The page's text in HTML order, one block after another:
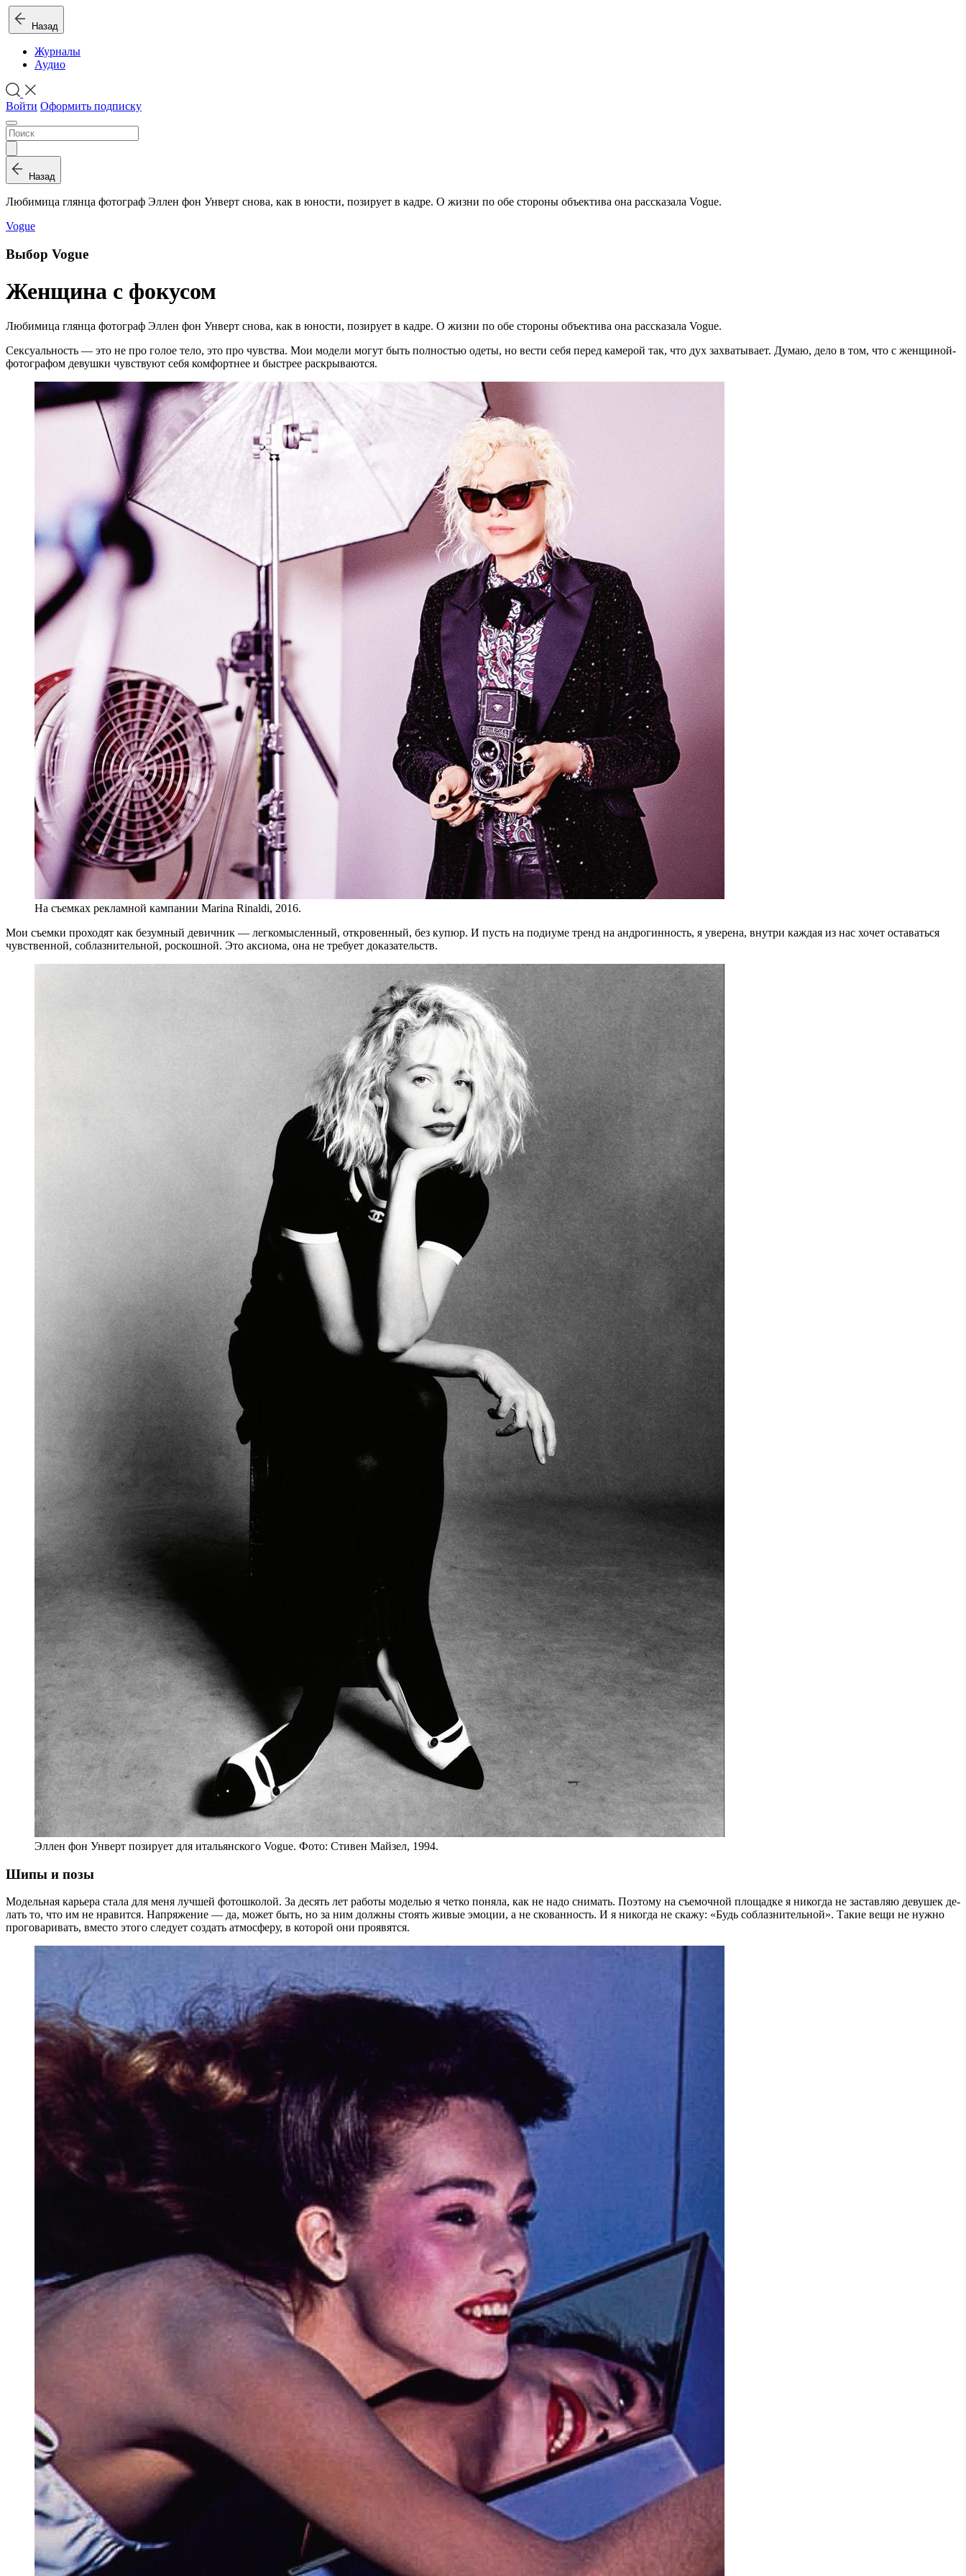
Назад
Журналы
Аудио
Войти Оформить подписку
Назад
Любимица глян­ца фо­то­граф Эллен фон Унверт сно­ва, как в юно­сти, по­зи­ру­ет в кад­ре. О жиз­ни по обе сто­ро­ны объ­ек­ти­ва она рас­ска­за­ла Vogue.
Vogue
Выбор Vogue
Женщина с фокусом
Любимица глян­ца фо­то­граф Эллен фон Унверт сно­ва, как в юно­сти, по­зи­ру­ет в кад­ре. О жиз­ни по обе сто­ро­ны объ­ек­ти­ва она рас­ска­за­ла Vogue.
Сексуаль­ность — это не про го­лое тело, это про чув­ства. Мои мо­де­ли мо­гут быть пол­но­стью оде­ты, но ве­сти себя пе­ред ка­ме­рой так, что дух за­хва­ты­ва­ет. Думаю, дело в том, что с жен­щи­ной-
фо­то­гра­фом де­вуш­ки чув­ству­ют себя ком­форт­нее и быст­рее раскрываются.
На съем­ках ре­клам­ной кам­па­нии Marina Rinaldi, 2016.
Мои съем­ки про­хо­дят как безум­ный де­вич­ник — лег­ко­мыс­лен­ный, от­кро­вен­ный, без ку­пюр. И пусть на по­ди­у­ме тренд на ан­дро­гин­ность, я уве­ре­на, внут­ри каж­дая из нас хо­чет оста­вать­ся
чув­ствен­ной, со­блаз­ни­тель­ной, рос­кош­ной. Это ак­си­о­ма, она не тре­бу­ет доказательств.
Эллен фон Унверт по­зи­ру­ет для ита­льян­ско­го Vogue. Фото: Стивен Майзел, 1994.
Шипы и позы
Модельная ка­рье­ра ста­ла для меня луч­шей фо­то­шко­лой. За де­сять лет ра­бо­ты мо­де­лью я чет­ко по­ня­ла, как не надо сни­мать. Поэтому на съе­моч­ной пло­щад­ке я ни­ко­гда не за­став­ляю де­ву­шек де­
лать то, что им не нра­вит­ся. Напряже­ние — да, мо­жет быть, но за ним долж­ны сто­ять жи­вые эмо­ции, а не ско­ван­ность. И я ни­ко­гда не ска­жу: «Будь со­блаз­ни­тель­ной». Такие вещи не нуж­но
про­го­ва­ри­вать, вме­сто это­го сле­ду­ет со­здать ат­мо­сфе­ру, в ко­то­рой они проявятся.